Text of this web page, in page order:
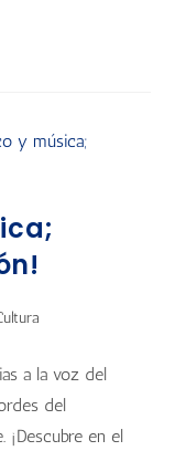
a la voz del
del
¡Descubre en el